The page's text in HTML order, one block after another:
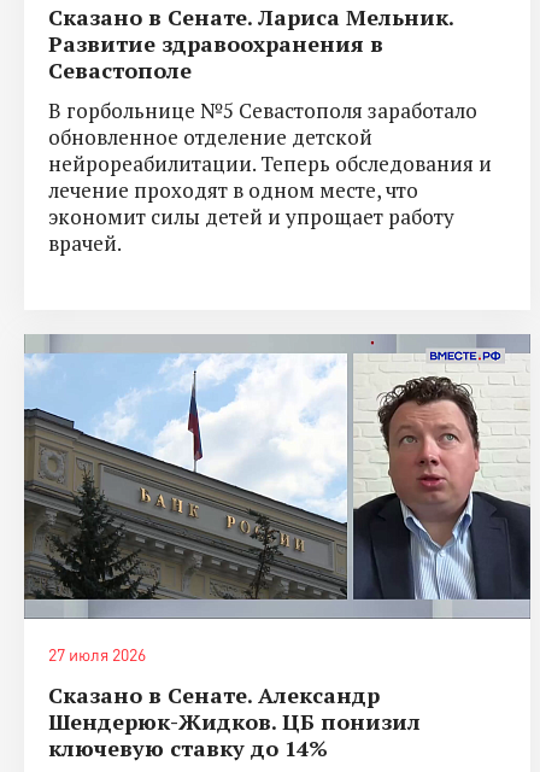
Сказано в Сенате. Лариса Мельник.
Развитие здравоохранения в
Севастополе
В горбольнице №5 Севастополя заработало
обновленное отделение детской
нейрореабилитации. Теперь обследования и
лечение проходят в одном месте, что
экономит силы детей и упрощает работу
врачей.
27 июля 2026
Сказано в Сенате. Александр
Шендерюк-Жидков. ЦБ понизил
ключевую ставку до 14%